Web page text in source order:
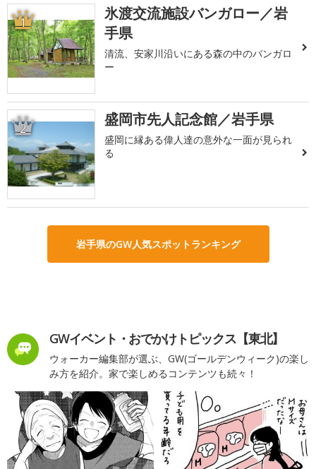
1
氷渡交流施設バンガロー／岩
手県
清流、安家川沿いにある森の中のバンガロ
ー
2 盛岡市先人記念館／岩手県
盛岡に縁ある偉人達の意外な一面が見られ
る
岩手県のGW人気スポットランキング
GWイベント・おでかけトピックス【東北】
ウォーカー編集部が選ぶ、GW(ゴールデンウィーク)の楽し
み方を紹介。家で楽しめるコンテンツも続々！